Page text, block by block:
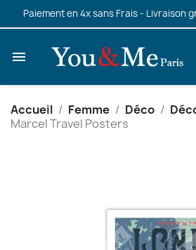
Paiement en 4x sans Frais - Livraison

Accueil Femme Déco
Marcel Travel Posters